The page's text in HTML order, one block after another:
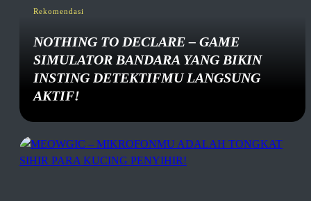
Rekomendasi
NOTHING TO DECLARE – GAME
SIMULATOR BANDARA YANG BIKIN
INSTING DETEKTIFMU LANGSUNG
AKTIF!